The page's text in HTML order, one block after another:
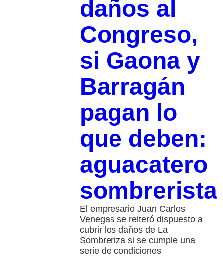
daños al
Congreso,
si Gaona y
Barragán
pagan lo
que deben:
aguacatero
sombrerista
El empresario Juan Carlos
Venegas se reiteró dispuesto a
cubrir los daños de La
Sombreriza si se cumple una
serie de condiciones